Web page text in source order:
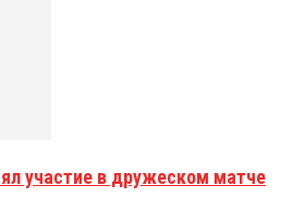
участие в дружеском матче